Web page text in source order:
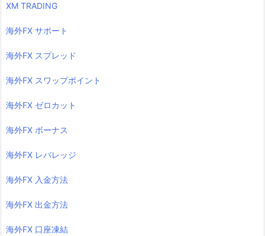
XM TRADING
海外FX サポート
海外FX スプレッド
海外FX スワップポイント
海外FX ゼロカット
海外FX ボーナス
海外FX レバレッジ
海外FX 入金方法
海外FX 出金方法
海外FX 口座凍結